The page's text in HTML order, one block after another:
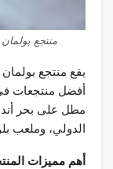
منتجع
يقع منتجع
أفضل منتجعات
مطل على بحر
الدولي، وملعب
أهم مميزات